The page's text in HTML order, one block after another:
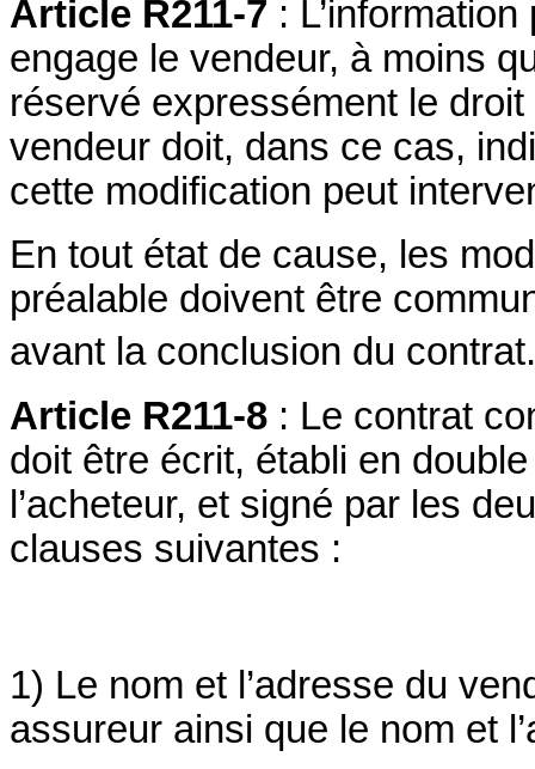
Article R211-7 :
engage le vendeur, à moins
réservé expressément le
vendeur doit, dans ce cas,
cette modification peut
En tout état de cause, les
préalable doivent être
avant la conclusion du contrat.
Article R211-8 : Le contrat
doit être écrit, établi en
l’acheteur, et signé par les
clauses suivantes :
1) Le nom et l’adresse du
assureur ainsi que le nom et